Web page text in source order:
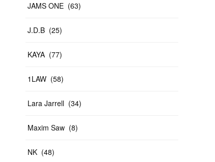
JAMS ONE (63)
J.D.B (25)
KAYA (77)
1LAW (58)
Lara Jarrell (34)
Maxim Saw (8)
NK (48)